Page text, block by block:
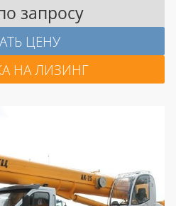
запросу
ЦЕНУ
НА ЛИЗИНГ